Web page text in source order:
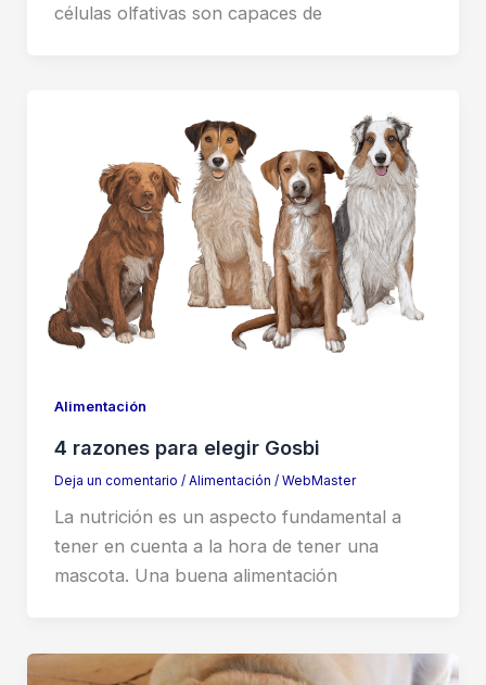
células olfativas son capaces de
Alimentación
4 razones para elegir Gosbi
Deja un comentario / Alimentación / WebMaster
La nutrición es un aspecto fundamental a
tener en cuenta a la hora de tener una
mascota. Una buena alimentación